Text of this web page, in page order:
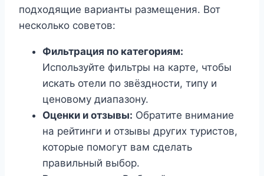
подходящие варианты размещения. Вот
несколько советов:
Фильтрация по категориям:
Используйте фильтры на карте, чтобы
искать отели по звёздности, типу и
ценовому диапазону.
Оценки и отзывы: Обратите внимание
на рейтинги и отзывы других туристов,
которые помогут вам сделать
правильный выбор.